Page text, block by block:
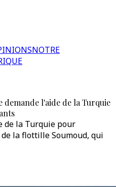
NOTRE
demande l'aide de la Turquie
de la Turquie pour
la flottille Soumoud, qui